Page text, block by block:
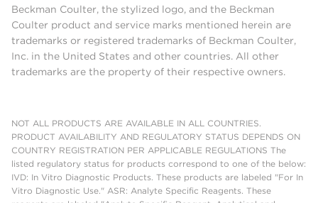
Beckman Coulter, the stylized logo, and the Beckman
Coulter product and service marks mentioned herein are
trademarks or registered trademarks of Beckman Coulter,
Inc. in the United States and other countries. All other
trademarks are the property of their respective owners.
NOT ALL PRODUCTS ARE AVAILABLE IN ALL COUNTRIES.
PRODUCT AVAILABILITY AND REGULATORY STATUS DEPENDS ON
COUNTRY REGISTRATION PER APPLICABLE REGULATIONS The
listed regulatory status for products correspond to one of the below:
IVD: In Vitro Diagnostic Products. These products are labeled "For In
Vitro Diagnostic Use." ASR: Analyte Specific Reagents. These